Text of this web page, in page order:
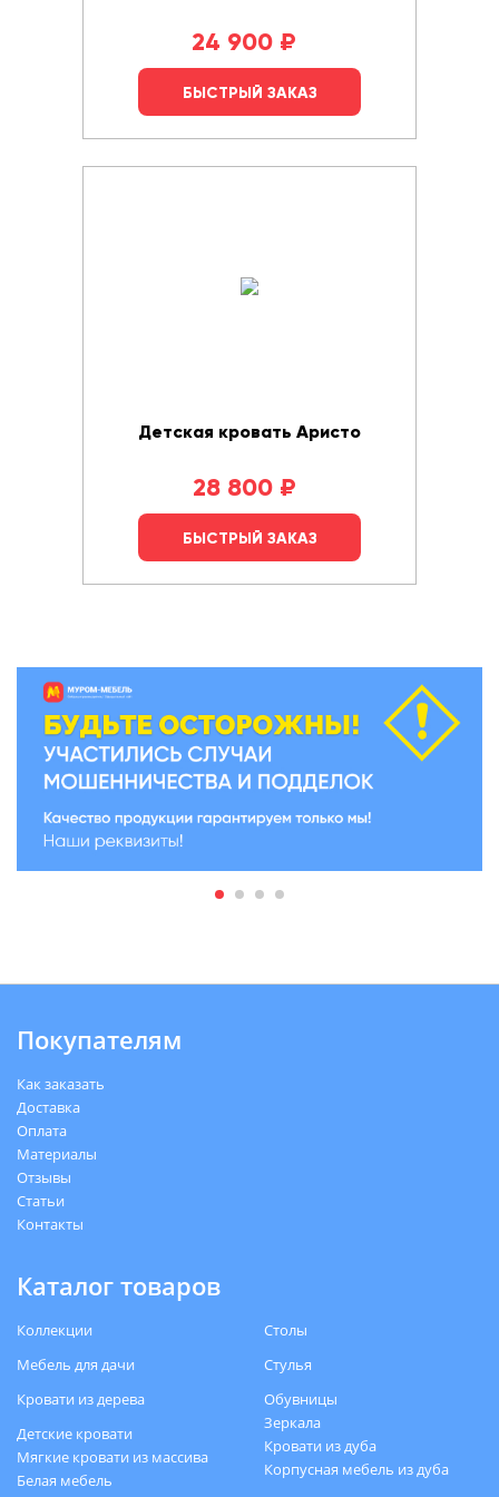
24 900 ₽
БЫСТРЫЙ ЗАКАЗ
Детская кровать Аристо
28 800 ₽
БЫСТРЫЙ ЗАКАЗ
Покупателям
Как заказать
Доставка
Оплата
Материалы
Отзывы
Статьи
Контакты
Каталог товаров
Коллекции
Мебель для дачи
Кровати из дерева
Детские кровати
Мягкие кровати из массива
Белая мебель
Столы
Стулья
Обувницы
Зеркала
Кровати из дуба
Корпусная мебель из дуба